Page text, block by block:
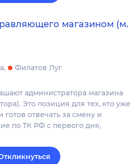
магазином (м.
Филатов Луг
администратора магазина
Это позиция для тех, кто уже
отвечать за смену и
по ТК РФ с первого дня,